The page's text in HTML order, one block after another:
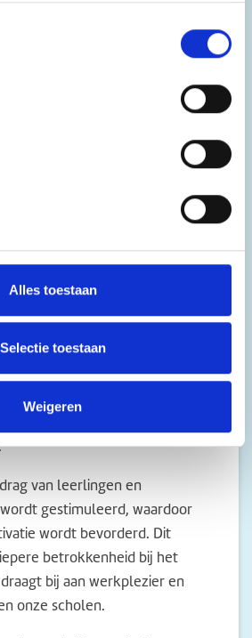
Alles toestaan
Selectie toestaan
Weigeren
dialoog en samenwerking
verantwoordelijkheid
leerlingen als
en deskundigheid
begeleiden en hen kansen
zijn niet primair
voor hun leerproces maar
van leerlingen en
gestimuleerd, waardoor
wordt bevorderd. Dit
betrokkenheid bij het
bij aan werkplezier en
onze scholen.